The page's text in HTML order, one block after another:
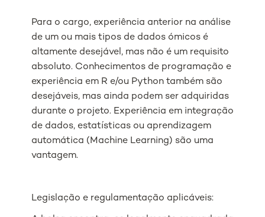
Para o cargo, experiência anterior na análise
de um ou mais tipos de dados ómicos é
altamente desejável, mas não é um requisito
absoluto. Conhecimentos de programação e
experiência em R e/ou Python também são
desejáveis, mas ainda podem ser adquiridas
durante o projeto. Experiência em integração
de dados, estatísticas ou aprendizagem
automática (Machine Learning) são uma
vantagem.
Legislação e regulamentação aplicáveis: